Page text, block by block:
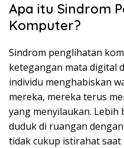
Apa itu Sindrom
Komputer?
Sindrom penglihatan
ketegangan mata digital
individu menghabiskan
mereka, mereka terus
yang menyilaukan.
duduk di ruangan
tidak cukup istirahat